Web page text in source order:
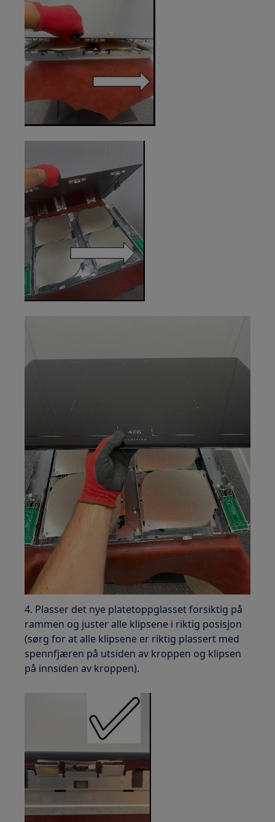
4. Plasser det nye platetoppglasset forsiktig på
rammen og juster alle klipsene i riktig posisjon
(sørg for at alle klipsene er riktig plassert med
spennfjæren på utsiden av kroppen og klipsen
på innsiden av kroppen).